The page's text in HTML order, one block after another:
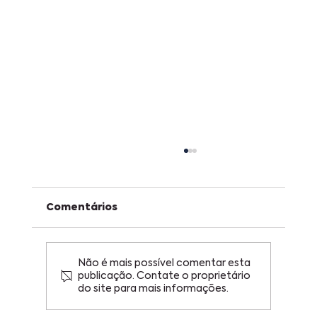
Comentários
Não é mais possível comentar esta
publicação. Contate o proprietário
do site para mais informações.